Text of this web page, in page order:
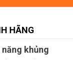
HÃNG
khủng